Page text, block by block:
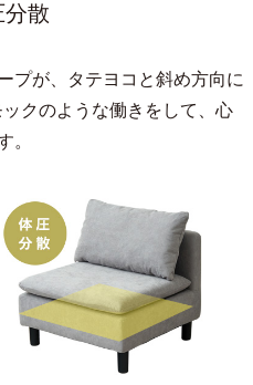
分散
プが、タテヨコと斜め方向に
クのような働きをして、心
。